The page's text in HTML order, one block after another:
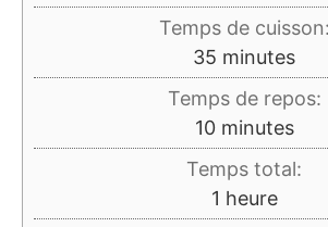
Temps de cuisson:
35 minutes
minutes
Temps de repos:
10minutes
minutes
Temps total:
1 heure
heure